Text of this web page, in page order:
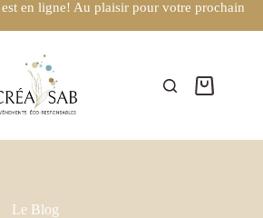
en ligne! Au plaisir pour votre prochain
Le Blog